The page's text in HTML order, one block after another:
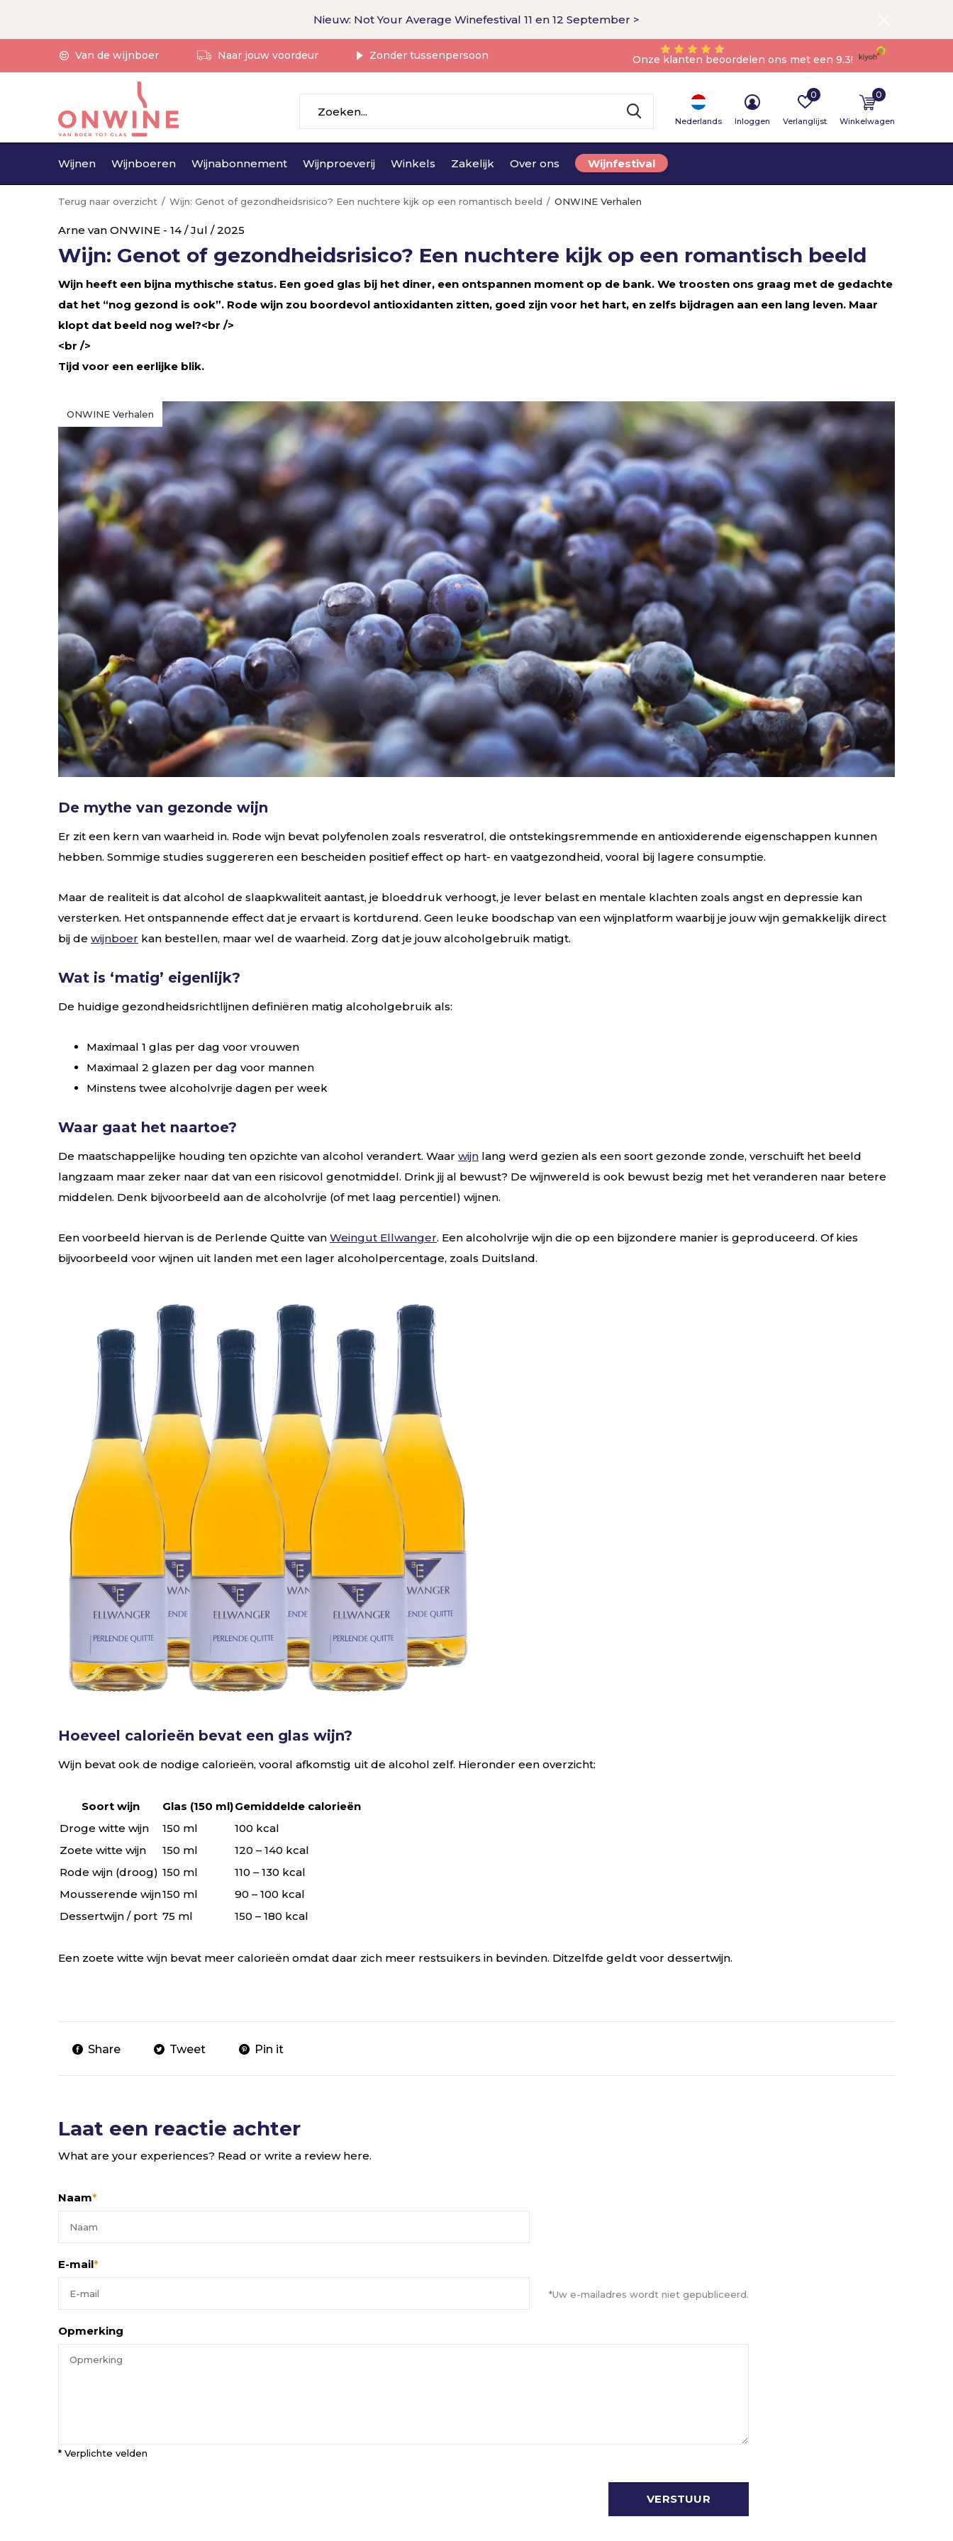
Wijnen Wijnboeren Wijnabonnement Wijnproeverij Winkels Zakelijk Over ons Wijnfestival
Nederlands Inloggen Verlanglijst
0
Winkelwagen
0
Van de wijnboer Naar jouw voordeur Zonder tussenpersoon Onze klanten beoordelen ons met een 9.3!
Nieuw: Not Your Average Winefestival 11 en 12 September >
Terug naar overzicht Wijn: Genot of gezondheidsrisico? Een nuchtere kijk op een romantisch beeld ONWINE Verhalen
Arne van ONWINE - 14 / Jul / 2025
Wijn: Genot of gezondheidsrisico? Een nuchtere kijk op een romantisch beeld
Wijn heeft een bijna mythische status. Een goed glas bij het diner, een ontspannen moment op de bank. We troosten ons graag met de gedachte
dat het “nog gezond is ook”. Rode wijn zou boordevol antioxidanten zitten, goed zijn voor het hart, en zelfs bijdragen aan een lang leven. Maar
klopt dat beeld nog wel?<br />
<br />
Tijd voor een eerlijke blik.
ONWINE Verhalen
De mythe van gezonde wijn
Er zit een kern van waarheid in. Rode wijn bevat polyfenolen zoals resveratrol, die ontstekingsremmende en antioxiderende eigenschappen kunnen
hebben. Sommige studies suggereren een bescheiden positief effect op hart- en vaatgezondheid, vooral bij lagere consumptie.
Maar de realiteit is dat alcohol de slaapkwaliteit aantast, je bloeddruk verhoogt, je lever belast en mentale klachten zoals angst en depressie kan
versterken. Het ontspannende effect dat je ervaart is kortdurend. Geen leuke boodschap van een wijnplatform waarbij je jouw wijn gemakkelijk direct
bij de wijnboer kan bestellen, maar wel de waarheid. Zorg dat je jouw alcoholgebruik matigt.
Wat is ‘matig’ eigenlijk?
De huidige gezondheidsrichtlijnen definiëren matig alcoholgebruik als:
Maximaal 1 glas per dag voor vrouwen
Maximaal 2 glazen per dag voor mannen
Minstens twee alcoholvrije dagen per week
Waar gaat het naartoe?
De maatschappelijke houding ten opzichte van alcohol verandert. Waar wijn lang werd gezien als een soort gezonde zonde, verschuift het beeld
langzaam maar zeker naar dat van een risicovol genotmiddel. Drink jij al bewust? De wijnwereld is ook bewust bezig met het veranderen naar betere
middelen. Denk bijvoorbeeld aan de alcoholvrije (of met laag percentiel) wijnen.
Een voorbeeld hiervan is de Perlende Quitte van Weingut Ellwanger. Een alcoholvrije wijn die op een bijzondere manier is geproduceerd. Of kies
bijvoorbeeld voor wijnen uit landen met een lager alcoholpercentage, zoals Duitsland.
Hoeveel calorieën bevat een glas wijn?
Wijn bevat ook de nodige calorieën, vooral afkomstig uit de alcohol zelf. Hieronder een overzicht:
Soort wijn Glas (150 ml)Gemiddelde calorieën
Droge witte wijn
150 ml
100 kcal
Zoete witte wijn
150 ml
120 – 140 kcal
Rode wijn (droog) 150 ml
110 – 130 kcal
Mousserende wijn150 ml
90 – 100 kcal
Dessertwijn / port 75 ml 150 – 180 kcal
Een zoete witte wijn bevat meer calorieën omdat daar zich meer restsuikers in bevinden. Ditzelfde geldt voor dessertwijn.
Share Tweet Pin it
Laat een reactie achter
What are your experiences? Read or write a review here.
Naam*
E-mail*
*Uw e-mailadres wordt niet gepubliceerd.
Opmerking
* Verplichte velden
VERSTUUR